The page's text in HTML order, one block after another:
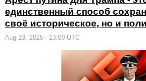
единственный способ
своё историческое, но и
Aug 13, 2025 - 13:09 UTC